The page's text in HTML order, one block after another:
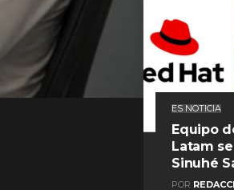
ES NOTICIA
Equipo
Latam
Sinuhé
POR